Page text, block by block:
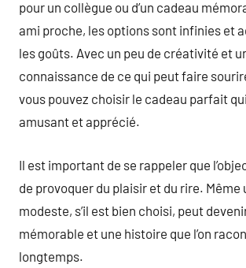
pour un collègue ou d’un cadeau
ami proche, les options sont infinies et
les goûts. Avec un peu de créativité et
connaissance de ce qui peut faire
vous pouvez choisir le cadeau parfait
amusant et apprécié.
Il est important de se rappeler que
de provoquer du plaisir et du rire. Même
modeste, s’il est bien choisi, peut
mémorable et une histoire que l’on
longtemps.